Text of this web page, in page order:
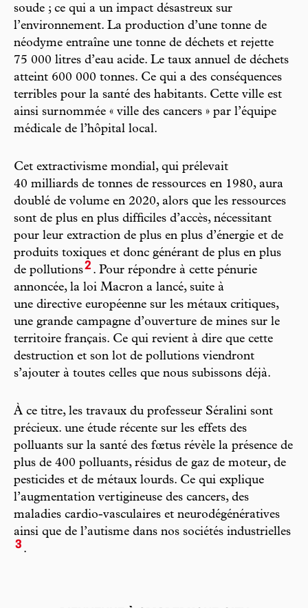
soude ; ce qui a un impact désastreux sur
l’environnement. La production d’une tonne de
néodyme entraîne une tonne de déchets et rejette
75 000 litres d’eau acide. Le taux annuel de déchets
atteint 600 000 tonnes. Ce qui a des conséquences
terribles pour la santé des habitants. Cette ville est
ainsi surnommée « ville des cancers » par l’équipe
médicale de l’hôpital local.
Cet extractivisme mondial, qui prélevait
40 milliards de tonnes de ressources en 1980, aura
doublé de volume en 2020, alors que les ressources
sont de plus en plus difficiles d’accès, nécessitant
pour leur extraction de plus en plus d’énergie et de
produits toxiques et donc générant de plus en plus
de pollutions2 . Pour répondre à cette pénurie
annoncée, la loi Macron a lancé, suite à
une directive européenne sur les métaux critiques,
une grande campagne d’ouverture de mines sur le
territoire français. Ce qui revient à dire que cette
destruction et son lot de pollutions viendront
s’ajouter à toutes celles que nous subissons déjà.
À ce titre, les travaux du professeur Séralini sont
précieux. une étude récente sur les effets des
polluants sur la santé des fœtus révèle la présence de
plus de 400 polluants, résidus de gaz de moteur, de
pesticides et de métaux lourds. Ce qui explique
l’augmentation vertigineuse des cancers, des
maladies cardio-vasculaires et neurodégénératives
ainsi que de l’autisme dans nos sociétés industrielles
3 .